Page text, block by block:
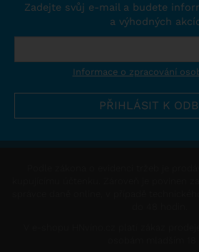
Zadejte svůj e-mail a budete
a výhodných
Informace o zpracování